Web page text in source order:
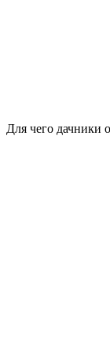
Для чего дачники